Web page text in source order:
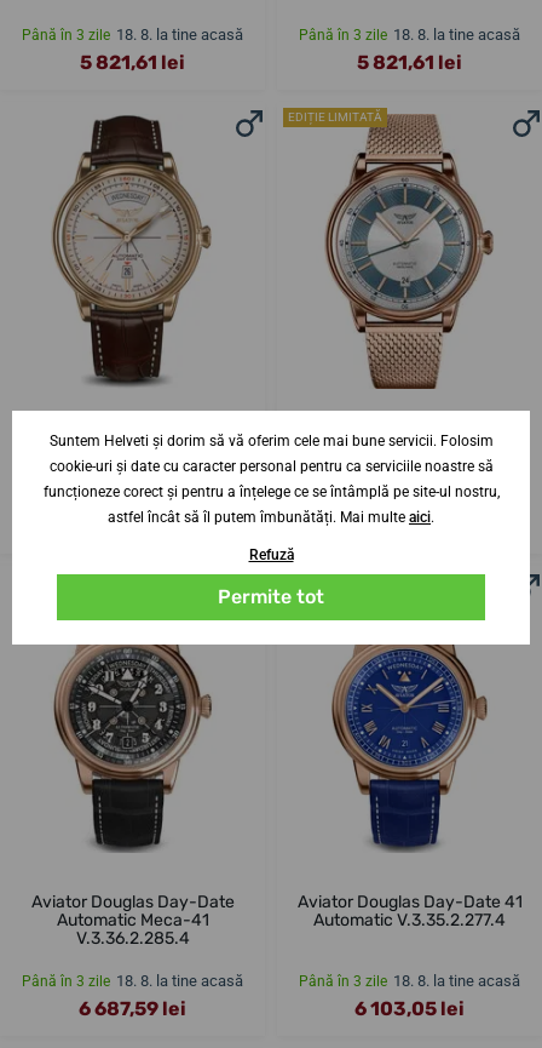
Până în 3 zile 18. 8. la tine acasă
5 821,61 lei
Până în 3 zile 18. 8. la tine acasă
5 821,61 lei
Aviator Douglas Day-Date
Automatic V.3.20.1.147.4
Până în 3 zile 18. 8. la tine acasă
6 406,15 lei
EDIȚIE LIMITATĂ
Aviator Douglas DC-3
Automatic V.3.32.2.272.5
Până în 3 zile 18. 8. la tine acasă
6 103,05 lei
Aviator Douglas Day-Date
Automatic Meca-41
V.3.36.2.285.4
Până în 3 zile 18. 8. la tine acasă
6 687,59 lei
Aviator Douglas Day-Date 41
Automatic V.3.35.2.277.4
Până în 3 zile 18. 8. la tine acasă
6 103,05 lei
Suntem Helveti și dorim să vă oferim cele mai bune servicii. Folosim
cookie-uri și date cu caracter personal pentru ca serviciile noastre să
funcționeze corect și pentru a înțelege ce se întâmplă pe site-ul nostru,
astfel încât să îl putem îmbunătăți. Mai multe aici.
Refuză
Permite tot